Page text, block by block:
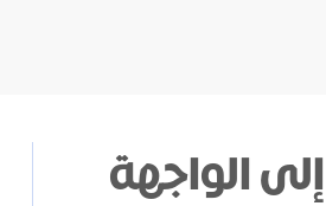
الواجهة